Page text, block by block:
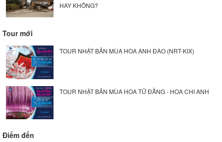
HAY KHÔNG?
Tour mới
TOUR NHẬT BẢN MÙA HOA ANH ĐÀO (NRT-KIX)
TOUR NHẬT BẢN MÙA HOA TỬ ĐẰNG - HOA CHI ANH
Điểm đến